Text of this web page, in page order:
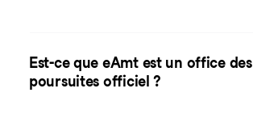
Est-ce que eAmt est un office des
poursuites officiel ?